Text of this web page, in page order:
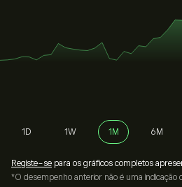
1D 1W 1M 6M
Registe-se para os gráficos completos
*O desempenho anterior não é uma